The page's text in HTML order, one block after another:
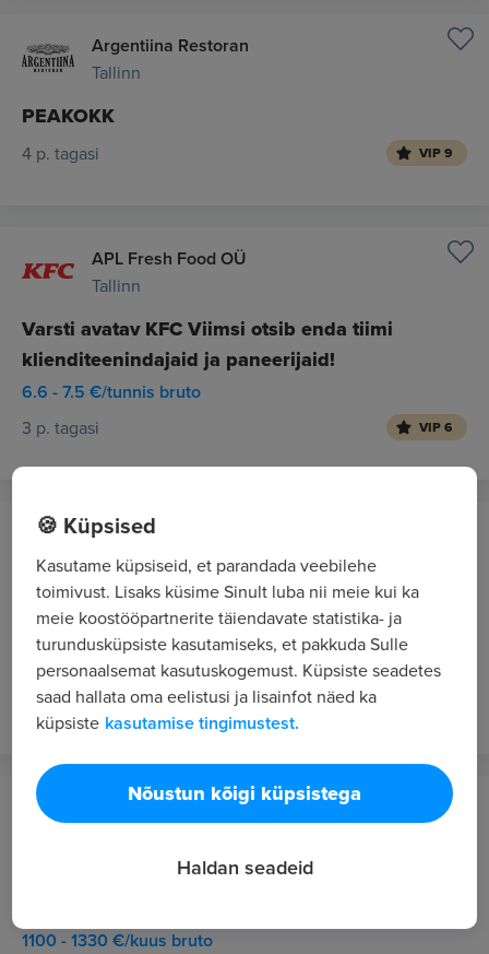
Argentiina Restoran
Tallinn
PEAKOKK
4 p. tagasi VIP 9
APL Fresh Food OÜ
Tallinn
Varsti avatav KFC Viimsi otsib enda tiimi
klienditeenindajaid ja paneerijaid!
6.6 - 7.5 €/tunnis bruto
3 p. tagasi VIP 6
Weekend Eesti OÜ
Tallinn
PAINDLIKUD TÖÖAJAD & HUVITAV TÖÖ -
MÜÜGIKONSULTANT Põhja-Tallinna Weekendis
1100 - 1330 €/kuus bruto
UUS 2 p. tagasi
Weekend Eesti OÜ
HEA TÖÖAEG E-P 10.00-19.00 & TÖÖTASU -
1100 - 1330 €/kuus bruto
🍪 Küpsised
Kasutame küpsiseid, et parandada veebilehe
toimivust. Lisaks küsime Sinult luba nii meie kui ka
meie koostööpartnerite täiendavate statistika- ja
turundusküpsiste kasutamiseks, et pakkuda Sulle
personaalsemat kasutuskogemust. Küpsiste seadetes
saad hallata oma eelistusi ja lisainfot näed ka
küpsiste kasutamise tingimustest.
Nõustun kõigi küpsistega
Haldan seadeid